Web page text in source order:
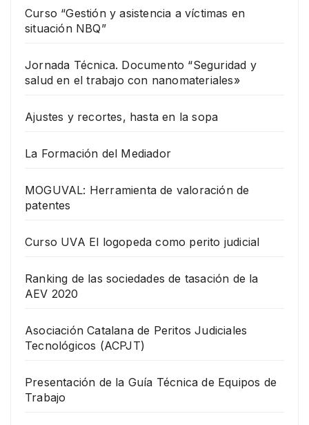
Curso “Gestión y asistencia a víctimas en
situación NBQ”
Jornada Técnica. Documento “Seguridad y
salud en el trabajo con nanomateriales»
Ajustes y recortes, hasta en la sopa
La Formación del Mediador
MOGUVAL: Herramienta de valoración de
patentes
Curso UVA El logopeda como perito judicial
Ranking de las sociedades de tasación de la
AEV 2020
Asociación Catalana de Peritos Judiciales
Tecnológicos (ACPJT)
Presentación de la Guía Técnica de Equipos de
Trabajo